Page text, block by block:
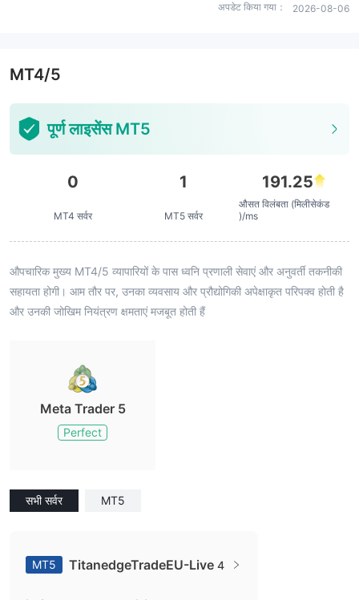
अपडेट किया गया： 2026-08-06
MT4/5
पूर्ण लाइसेंस MT5
0
MT4 सर्वर
1
MT5 सर्वर
191.25
औसत विलंबता (मिलीसेकंड
)/ms
औपचारिक मुख्य MT4/5 व्यापारियों के पास ध्वनि प्रणाली सेवाएं और अनुवर्ती तकनीकी
सहायता होगी। आम तौर पर, उनका व्यवसाय और प्रौद्योगिकी अपेक्षाकृत परिपक्व होती है
और उनकी जोखिम नियंत्रण क्षमताएं मजबूत होती हैं
Meta Trader 5
Perfect
सभी सर्वर MT5
MT5 TitanedgeTradeEU-Live 4